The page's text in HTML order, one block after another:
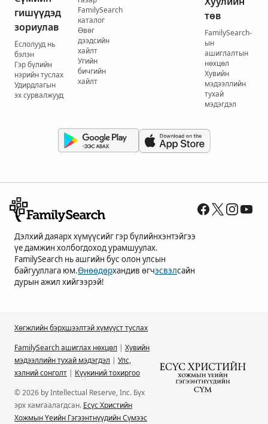
гишүүдэд
зориулав
Ёслолууд нь
бэлэн
Гэр бүлийн
нэрийн туслах
Удирдлагын
эх сурвалжууд
FamilySearch
каталог
Өвөг
дээдсийн
хайлт
Угийн
бичгийн
хайлт
төв
FamilySearch-
ын
ашиглалтын
нөхцөл
Хувийн
мэдээллийн
тухай
мэдэгдэл
Дэлхий даяарх хүмүүсийг гэр бүлийнхэнтэйгээ
үе дамжин холбогдоход урамшуулах.
FamilySearch нь ашгийн бус олон улсын
байгууллага юм.Өнөөдөрхандив өгчэсвэлсайн
дурын ажил хийгээрэй!
Хөгжлийн бэрхшээлтэй хүмүүст туслах
FamilySearch ашиглах нөхцөл | Хувийн
мэдээллийн тухай мэдэгдэл | Улс,
хэлний сонголт | Күүкиний тохиргоо
© 2026 by Intellectual Reserve, Inc. Бүх
эрх хамгаалагдсан. Есүс Христийн
Хожмын Үеийн Гэгээнтнүүдийн Сүмээс